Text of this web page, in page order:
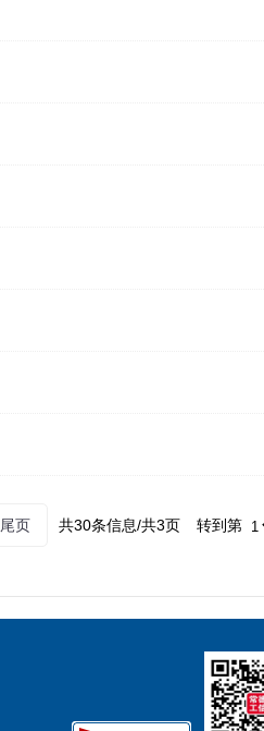
尾页 共30条信息/共3页 转到第